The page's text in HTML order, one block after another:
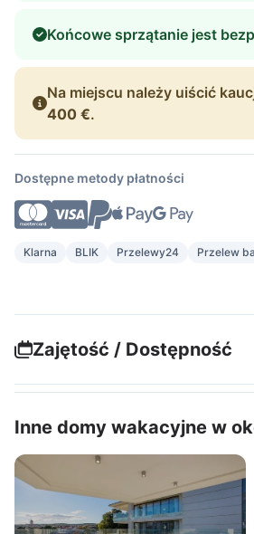
Końcowe sprzątanie jest
Na miejscu należy uiścić
400 €.
Dostępne metody płatności
Klarna BLIK Przelewy24 Przelew
Zajętość / Dostępność
Inne domy wakacyjne w